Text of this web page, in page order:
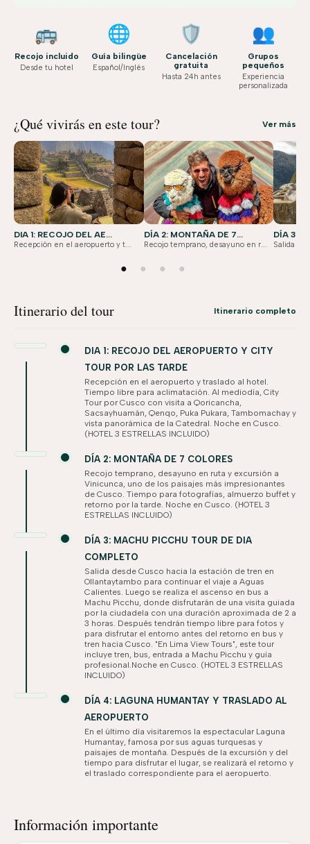
🚌
Recojo incluido
Desde tu hotel
🌐
Guía bilingüe
Español/Inglés
🛡️
Cancelación
gratuita
Hasta 24h antes
👥
Grupos
pequeños
Experiencia
personalizada
¿Qué vivirás en este tour? Ver más
DIA 1: RECOJO DEL AE...
Recepción en el aeropuerto y t...
DÍA 2: MONTAÑA DE 7...
Recojo temprano, desayuno en r...
DÍA 3:
Salida
● ● ● ●
Itinerario del tour Itinerario completo
DIA 1: RECOJO DEL AEROPUERTO Y CITY
TOUR POR LAS TARDE
Recepción en el aeropuerto y traslado al hotel.
Tiempo libre para aclimatación. Al mediodía, City
Tour por Cusco con visita a Qoricancha,
Sacsayhuamán, Qenqo, Puka Pukara, Tambomachay y
vista panorámica de la Catedral. Noche en Cusco.
(HOTEL 3 ESTRELLAS INCLUIDO)
DÍA 2: MONTAÑA DE 7 COLORES
Recojo temprano, desayuno en ruta y excursión a
Vinicunca, uno de los paisajes más impresionantes
de Cusco. Tiempo para fotografías, almuerzo buffet y
retorno por la tarde. Noche en Cusco. (HOTEL 3
ESTRELLAS INCLUIDO)
DÍA 3: MACHU PICCHU TOUR DE DIA
COMPLETO
Salida desde Cusco hacia la estación de tren en
Ollantaytambo para continuar el viaje a Aguas
Calientes. Luego se realiza el ascenso en bus a
Machu Picchu, donde disfrutarán de una visita guiada
por la ciudadela con una duración aproximada de 2 a
3 horas. Después tendrán tiempo libre para fotos y
para disfrutar el entorno antes del retorno en bus y
tren hacia Cusco. "En Lima View Tours", este tour
incluye tren, bus, entrada a Machu Picchu y guía
profesional.Noche en Cusco. (HOTEL 3 ESTRELLAS
INCLUIDO)
DÍA 4: LAGUNA HUMANTAY Y TRASLADO AL
AEROPUERTO
En el último día visitaremos la espectacular Laguna
Humantay, famosa por sus aguas turquesas y
paisajes de montaña. Después de la excursión y del
tiempo para disfrutar el lugar, se realizará el retorno y
el traslado correspondiente para el aeropuerto.
Información importante